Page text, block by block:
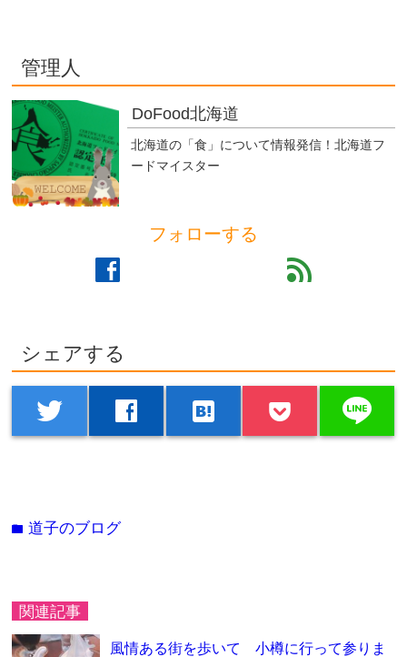
管理人
DoFood北海道
北海道の「食」について情報発信！北海道フ
ードマイスター
フォローする
facebook feed
シェアする
twitter facebook hatenabookmark line
folder道子のブログ
関連記事
風情ある街を歩いて 小樽に行って参りま